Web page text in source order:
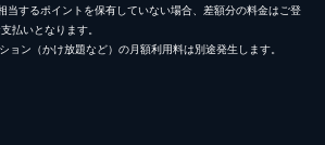
当するポイントを保有していない場合、差額分の料金はご登
払いとなります。
ョン（かけ放題など）の月額利用料は別途発生します。